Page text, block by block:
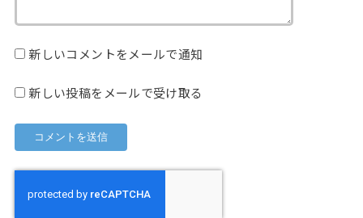
新しいコメントをメールで通知
新しい投稿をメールで受け取る